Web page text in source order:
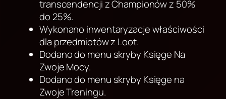
transcendencji z Championów z 50%
do 25%.
Wykonano inwentaryzacje właściwości
dla przedmiotów z Loot.
Dodano do menu skryby Księge Na
Zwoje Mocy.
Dodano do menu skryby Księge na
Zwoje Treningu.